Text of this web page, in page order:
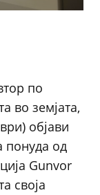
по
во земјата,
објави
понуда од
Gunvor
своја